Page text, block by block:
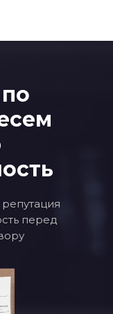
перед